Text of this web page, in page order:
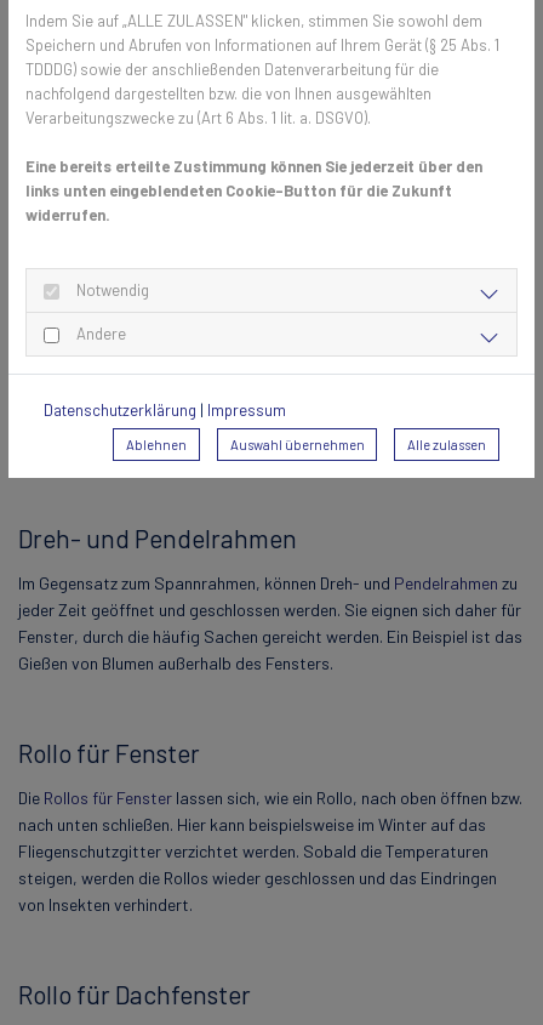
somit nicht mehr die Gefahr, dass die eigene Katze ausversehen aus
dem Fenster fällt. Zwei Fliegen mit einer Klappe.
Insektenschutz-Produkte
Wer sich für den Kauf eines Insektenschutzgitters entscheidet, wird
schnell bemerken, dass es nicht nur eine Variante gibt. Am häufigsten
Spannrahmen
zahlreiche Varianten gibt, können sie an das Design des Fensters
angepasst werden. Somit fallen sie nicht auf.
Dreh- und Pendelrahmen
Im Gegensatz zum Spannrahmen, können Dreh- und Pendelrahmen zu
jeder Zeit geöffnet und geschlossen werden. Sie eignen sich daher für
Fenster, durch die häufig Sachen gereicht werden. Ein Beispiel ist das
Gießen von Blumen außerhalb des Fensters.
Rollo für Fenster
Die Rollos für Fenster lassen sich, wie ein Rollo, nach oben öffnen bzw.
nach unten schließen. Hier kann beispielsweise im Winter auf das
Fliegenschutzgitter verzichtet werden. Sobald die Temperaturen
steigen, werden die Rollos wieder geschlossen und das Eindringen
von Insekten verhindert.
Rollo für Dachfenster
Indem Sie auf „ALLE ZULASSEN" klicken, stimmen Sie sowohl dem
Speichern und Abrufen von Informationen auf Ihrem Gerät (§ 25 Abs. 1
TDDDG) sowie der anschließenden Datenverarbeitung für die
nachfolgend dargestellten bzw. die von Ihnen ausgewählten
Verarbeitungszwecke zu (Art 6 Abs. 1 lit. a. DSGVO).
Eine bereits erteilte Zustimmung können Sie jederzeit über den
links unten eingeblendeten Cookie-Button für die Zukunft
widerrufen.
Notwendig
Andere
Datenschutzerklärung | Impressum
Ablehnen Auswahl übernehmen Alle zulassen